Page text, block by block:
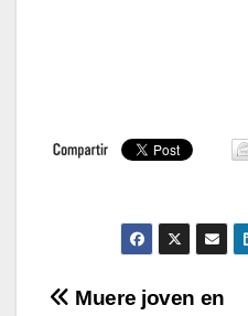
Navegación
Muere joven en